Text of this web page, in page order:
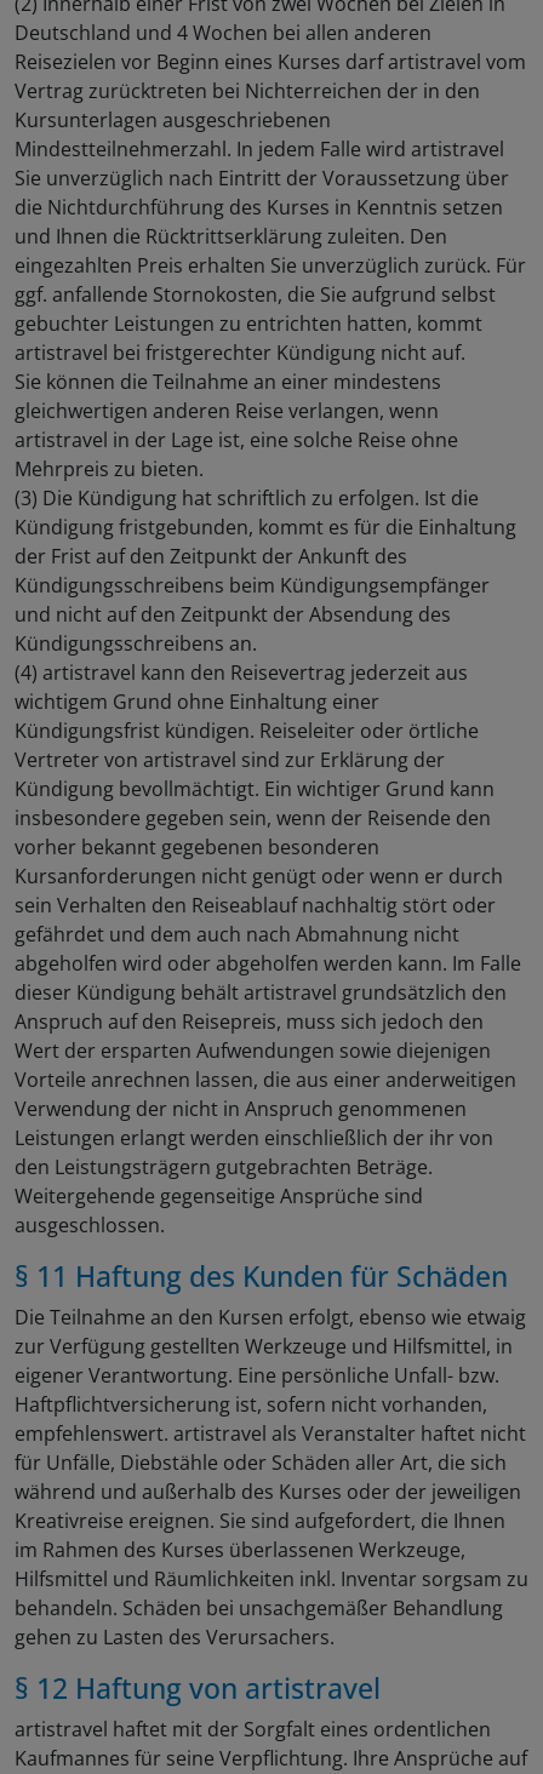
Deutschland und 4 Wochen bei allen anderen
Reisezielen vor Beginn eines Kurses darf artistravel vom
Vertrag zurücktreten bei Nichterreichen der in den
Kursunterlagen ausgeschriebenen
Mindestteilnehmerzahl. In jedem Falle wird artistravel
Sie unverzüglich nach Eintritt der Voraussetzung über
die Nichtdurchführung des Kurses in Kenntnis setzen
und Ihnen die Rücktrittserklärung zuleiten. Den
eingezahlten Preis erhalten Sie unverzüglich zurück. Für
ggf. anfallende Stornokosten, die Sie aufgrund selbst
gebuchter Leistungen zu entrichten hatten, kommt
artistravel bei fristgerechter Kündigung nicht auf.
Sie können die Teilnahme an einer mindestens
gleichwertigen anderen Reise verlangen, wenn
artistravel in der Lage ist, eine solche Reise ohne
Mehrpreis zu bieten.
(3) Die Kündigung hat schriftlich zu erfolgen. Ist die
Kündigung fristgebunden, kommt es für die Einhaltung
der Frist auf den Zeitpunkt der Ankunft des
Kündigungsschreibens beim Kündigungsempfänger
und nicht auf den Zeitpunkt der Absendung des
Kündigungsschreibens an.
(4) artistravel kann den Reisevertrag jederzeit aus
wichtigem Grund ohne Einhaltung einer
Kündigungsfrist kündigen. Reiseleiter oder örtliche
Vertreter von artistravel sind zur Erklärung der
Kündigung bevollmächtigt. Ein wichtiger Grund kann
insbesondere gegeben sein, wenn der Reisende den
vorher bekannt gegebenen besonderen
Kursanforderungen nicht genügt oder wenn er durch
sein Verhalten den Reiseablauf nachhaltig stört oder
gefährdet und dem auch nach Abmahnung nicht
abgeholfen wird oder abgeholfen werden kann. Im Falle
dieser Kündigung behält artistravel grundsätzlich den
Anspruch auf den Reisepreis, muss sich jedoch den
Wert der ersparten Aufwendungen sowie diejenigen
Vorteile anrechnen lassen, die aus einer anderweitigen
Verwendung der nicht in Anspruch genommenen
Leistungen erlangt werden einschließlich der ihr von
den Leistungsträgern gutgebrachten Beträge.
Weitergehende gegenseitige Ansprüche sind
ausgeschlossen.
§ 11 Haftung des Kunden für Schäden
Die Teilnahme an den Kursen erfolgt, ebenso wie etwaig
zur Verfügung gestellten Werkzeuge und Hilfsmittel, in
eigener Verantwortung. Eine persönliche Unfall- bzw.
Haftpflichtversicherung ist, sofern nicht vorhanden,
empfehlenswert. artistravel als Veranstalter haftet nicht
für Unfälle, Diebstähle oder Schäden aller Art, die sich
während und außerhalb des Kurses oder der jeweiligen
Kreativreise ereignen. Sie sind aufgefordert, die Ihnen
im Rahmen des Kurses überlassenen Werkzeuge,
Hilfsmittel und Räumlichkeiten inkl. Inventar sorgsam zu
behandeln. Schäden bei unsachgemäßer Behandlung
gehen zu Lasten des Verursachers.
§ 12 Haftung von artistravel
artistravel haftet mit der Sorgfalt eines ordentlichen
Kaufmannes für seine Verpflichtung. Ihre Ansprüche auf